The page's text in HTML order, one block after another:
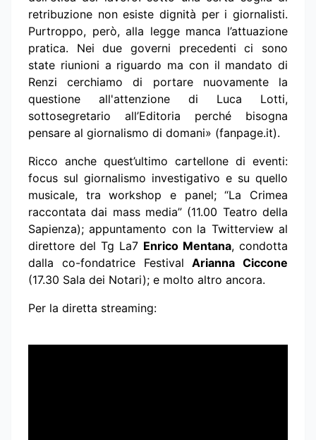
retribuzione non esiste dignità per i giornalisti.
Purtroppo, però, alla legge manca l’attuazione
pratica. Nei due governi precedenti ci sono
state riunioni a riguardo ma con il mandato di
Renzi cerchiamo di portare nuovamente la
questione all'attenzione di Luca Lotti,
sottosegretario all’Editoria perché bisogna
pensare al giornalismo di domani» (fanpage.it).
Ricco anche quest’ultimo cartellone di eventi:
focus sul giornalismo investigativo e su quello
musicale, tra workshop e panel; “La Crimea
raccontata dai mass media” (11.00 Teatro della
Sapienza); appuntamento con la Twitterview al
direttore del Tg La7 Enrico Mentana, condotta
dalla co-fondatrice FestivalArianna Ciccone
(17.30 Sala dei Notari); e molto altro ancora.
Per la diretta streaming: